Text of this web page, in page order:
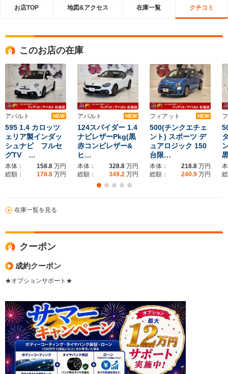
お店TOP 地図&アクセス 在庫一覧 クチコミ
このお店の在庫
アバルト NEW
595 1.4 カロッツ
ェリア製インダッ
シュナビ フルセ
グTV …
本体： 158.8 万円
総額：
178.8 万円
アバルト NEW
124スパイダー 1.4
ナビレザーPkg(黒
赤コンビレザー&
ヒ…
本体： 328.8 万円
総額：
349.2 万円
フィアット NEW
500(チンクエチェ
ント) スポーツ デ
ュアロジック 150
台限…
本体： 218.8 万円
総額：
240.9 万円
在庫一覧を見る
クーポン
成約クーポン
★オプションサポート★